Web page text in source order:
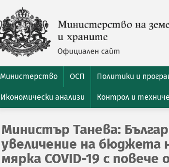
Министерство ОСП Политики и
Икономически анализи Контрол и
Министър Танева:
увеличение на бюджета
мярка COVID-19 с повече